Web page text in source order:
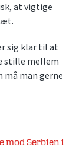
at vigtige
sig klar til at
stille mellem
må man gerne
mod Serbien i